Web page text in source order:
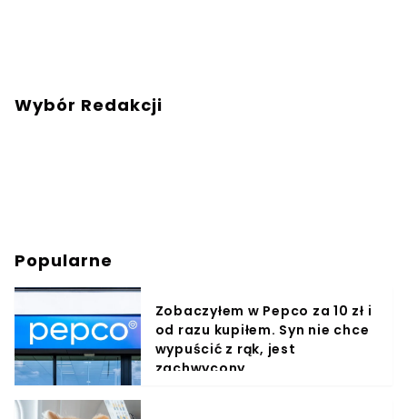
Wybór Redakcji
Popularne
Zobaczyłem w Pepco za 10 zł i
od razu kupiłem. Syn nie chce
wypuścić z rąk, jest
zachwycony